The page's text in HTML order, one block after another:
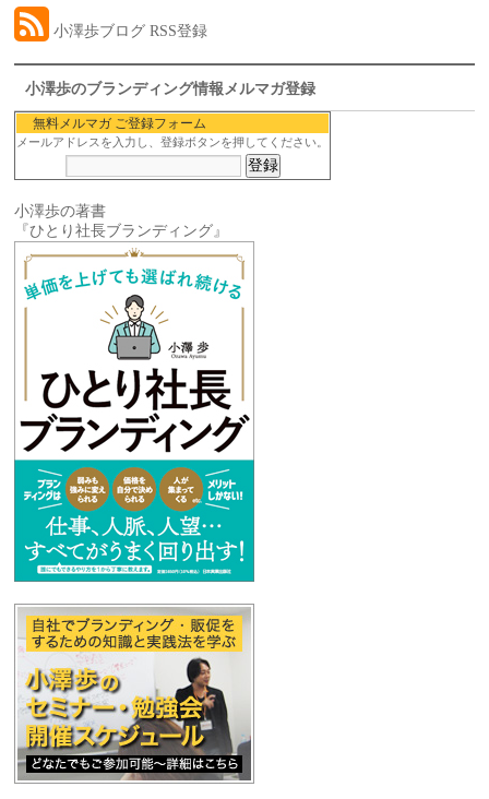
小澤歩ブログ RSS登録
小澤歩のブランディング情報メルマガ登録
無料メルマガ ご登録フォーム
メールアドレスを入力し、登録ボタンを押してください。
小澤歩の著書
『ひとり社長ブランディング』